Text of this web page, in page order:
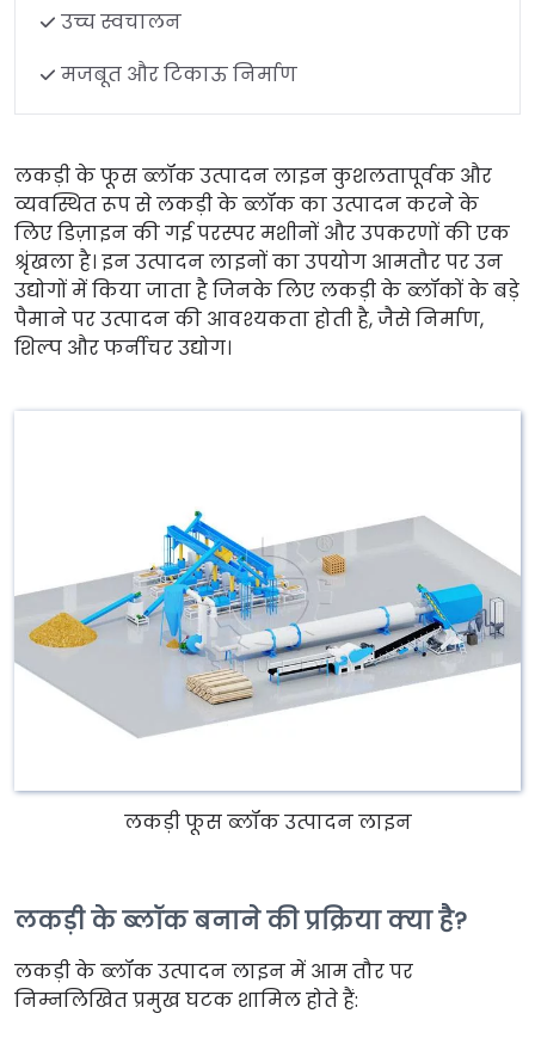
उच्च स्वचालन
मजबूत और टिकाऊ निर्माण
लकड़ी के फूस ब्लॉक उत्पादन लाइन कुशलतापूर्वक और
व्यवस्थित रूप से लकड़ी के ब्लॉक का उत्पादन करने के
लिए डिज़ाइन की गई परस्पर मशीनों और उपकरणों की एक
श्रृंखला है। इन उत्पादन लाइनों का उपयोग आमतौर पर उन
उद्योगों में किया जाता है जिनके लिए लकड़ी के ब्लॉकों के बड़े
पैमाने पर उत्पादन की आवश्यकता होती है, जैसे निर्माण,
शिल्प और फर्नीचर उद्योग।
लकड़ी फूस ब्लॉक उत्पादन लाइन
लकड़ी के ब्लॉक बनाने की प्रक्रिया क्या है?
लकड़ी के ब्लॉक उत्पादन लाइन में आम तौर पर
निम्नलिखित प्रमुख घटक शामिल होते हैं: